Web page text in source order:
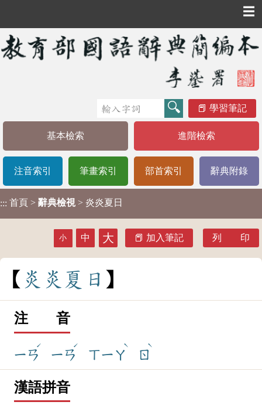
☰
學習筆記
基本檢索 進階檢索
注音索引 筆畫索引 部首索引 辭典附錄
::: 首頁 > 辭典檢視 > 炎炎夏日
小 中 大 加入筆記 列 印
炎 炎 夏 日
注 音
ㄧㄢ
ˊ
ㄧㄢ
ˊ
ㄒㄧㄚ
ˋ
ㄖ
ˋ
漢語拼音